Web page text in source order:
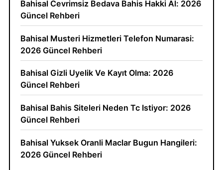
Bahisal Cevrimsiz Bedava Bahis Hakki Al: 2026
Güncel Rehberi
Bahisal Musteri Hizmetleri Telefon Numarasi:
2026 Güncel Rehberi
Bahisal Gizli Uyelik Ve Kayıt Olma: 2026
Güncel Rehberi
Bahisal Bahis Siteleri Neden Tc Istiyor: 2026
Güncel Rehberi
Bahisal Yuksek Oranli Maclar Bugun Hangileri:
2026 Güncel Rehberi